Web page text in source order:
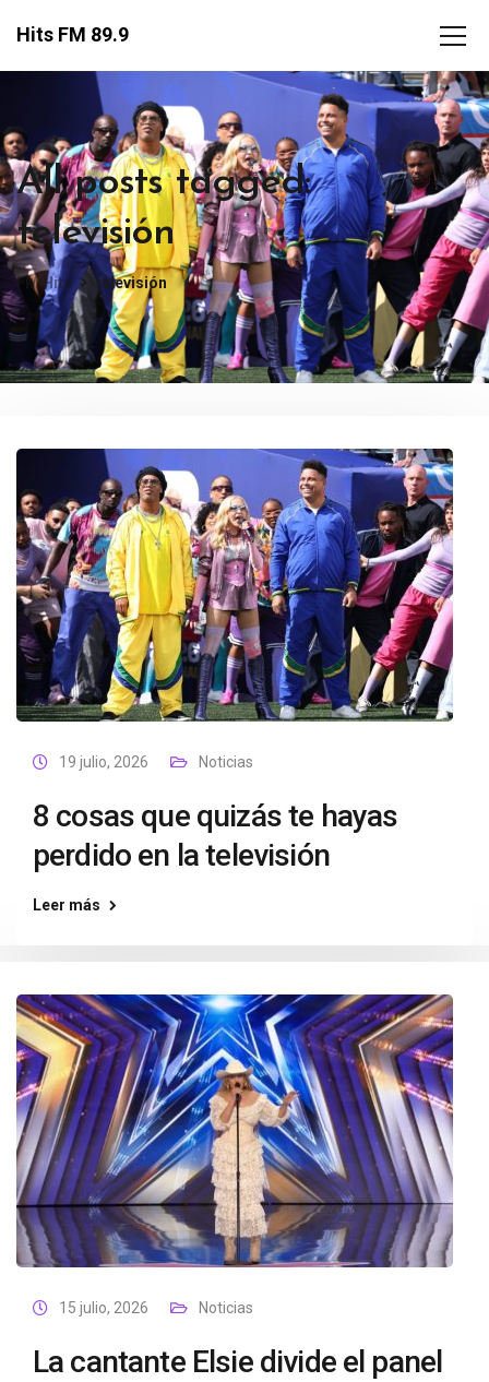
Hits FM 89.9
All posts tagged:
televisión
FM Hits televisión
19 julio, 2026 Noticias
8 cosas que quizás te hayas
perdido en la televisión
Leer más
15 julio, 2026 Noticias
La cantante Elsie divide el panel